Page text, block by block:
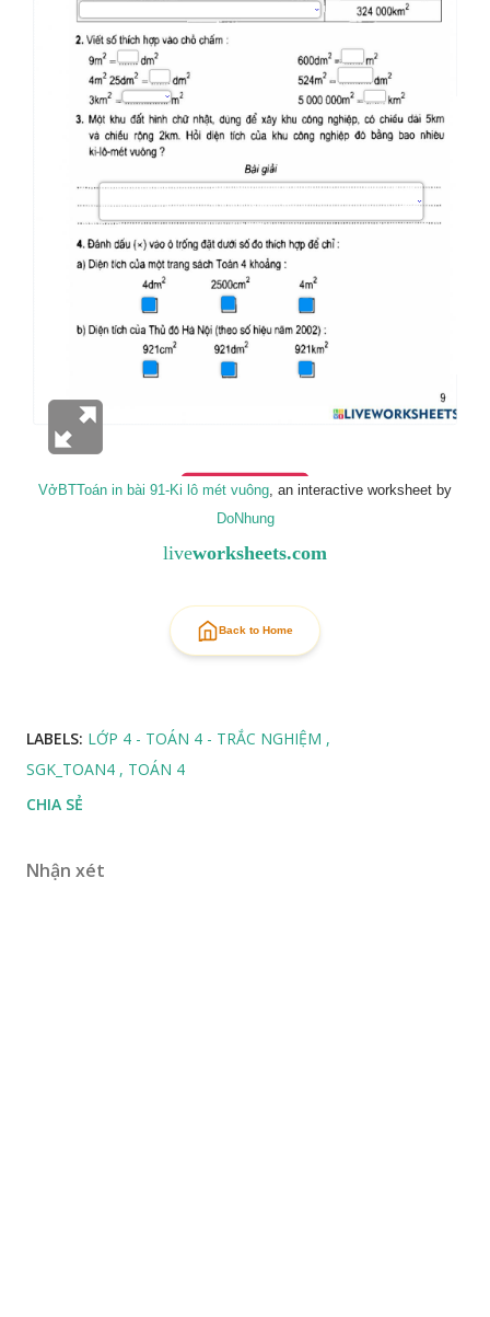
VởBTToán in bài 91-Ki lô mét vuông , an interactive worksheet by
DoNhung
liveworksheets.com
Back to Home
LABELS: LỚP 4 - TOÁN 4 - TRẮC NGHIỆM
SGK_TOAN4
TOÁN 4
CHIA SẺ
Nhận xét